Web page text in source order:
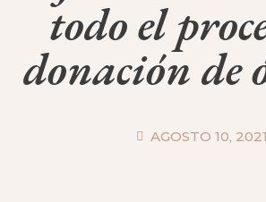
todo el
donación de
AGOSTO 10, 2021